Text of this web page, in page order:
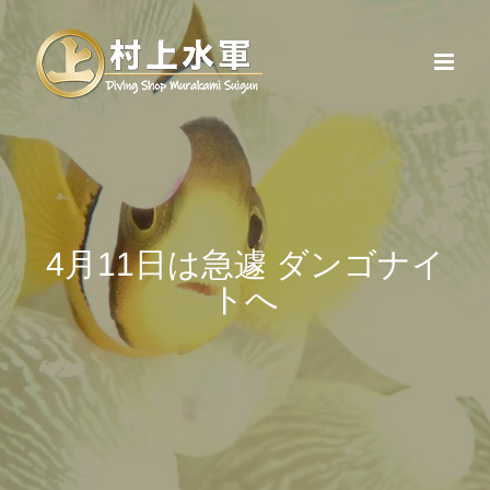
to
content
4月11日は急遽 ダンゴナイ
トへ